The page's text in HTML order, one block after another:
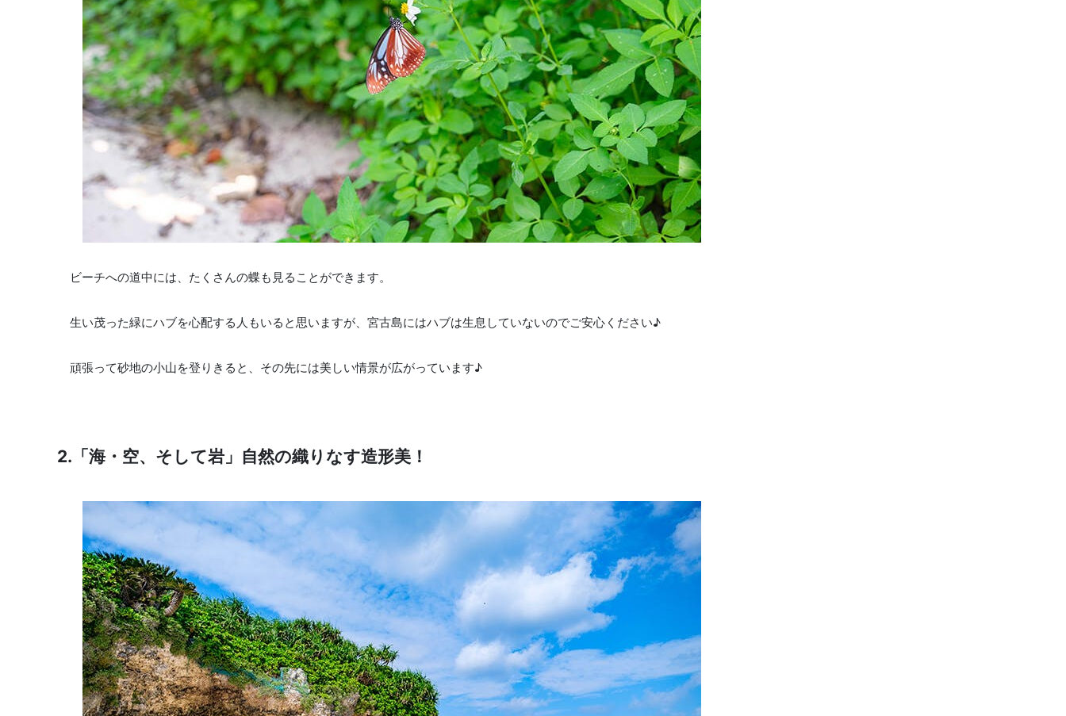
ビーチへの道中には、たくさんの蝶も見ることができます。
生い茂った緑にハブを心配する人もいると思いますが、宮古島にはハブは生息していないのでご安心ください♪
頑張って砂地の小山を登りきると、その先には美しい情景が広がっています♪
2.「海・空、そして岩」自然の織りなす造形美！